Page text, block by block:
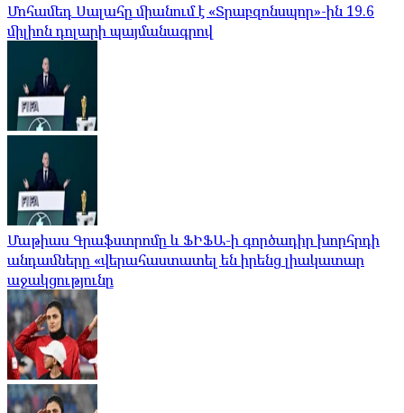
Մոհամեդ Սալահը միանում է «Տրաբզոնսպոր»-ին 19.6
միլիոն դոլարի պայմանագրով
Մաթիաս Գրաֆստրոմը և ՖԻՖԱ-ի գործադիր խորհրդի
անդամները «վերահաստատել են իրենց լիակատար
աջակցությունը